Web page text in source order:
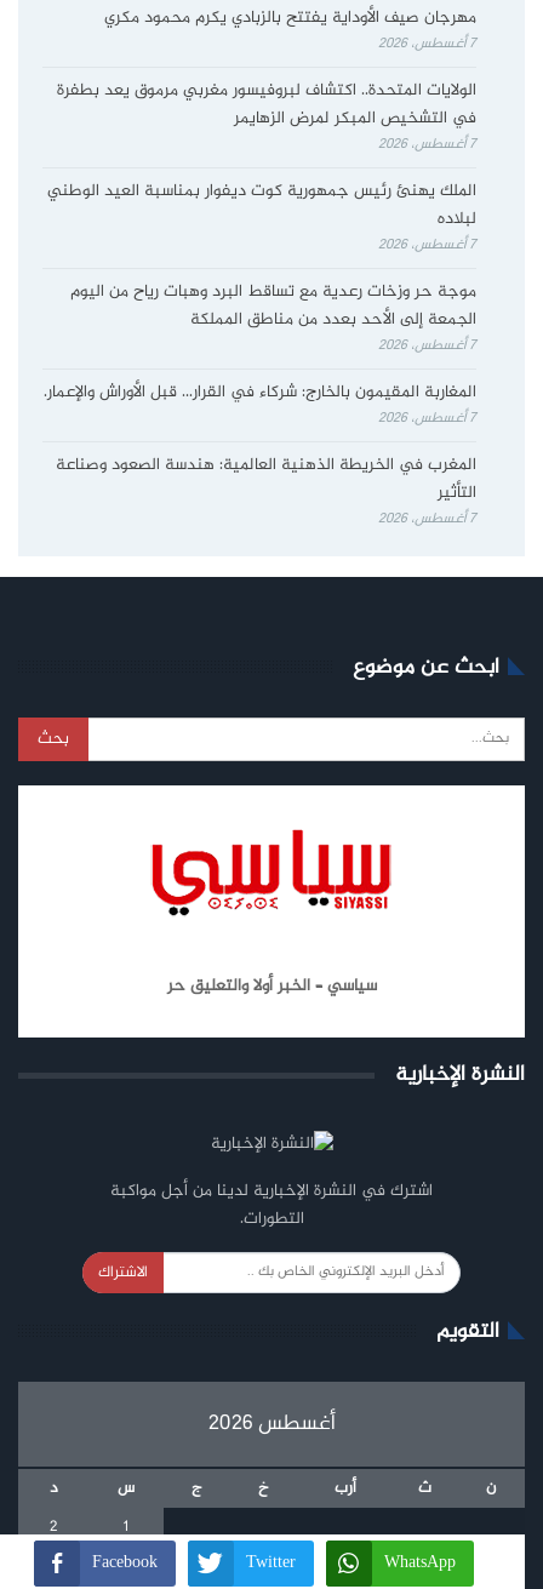
Facebook Twitter WhatsApp
مهرجان صيف الأوداية يفتتح بالزبادي يكرم محمود مكري
7 أغسطس، 2026
الولايات المتحدة.. اكتشاف لبروفيسور مغربي مرموق يعد بطفرة
في التشخيص المبكر لمرض الزهايمر
7 أغسطس، 2026
الملك يهنئ رئيس جمهورية كوت ديفوار بمناسبة العيد الوطني
لبلاده
7 أغسطس، 2026
موجة حر وزخات رعدية مع تساقط البرد وهبات رياح من اليوم
الجمعة إلى الأحد بعدد من مناطق المملكة
7 أغسطس، 2026
المغاربة المقيمون بالخارج: شركاء في القرار… قبل الأوراش والإعمار.
7 أغسطس، 2026
المغرب في الخريطة الذهنية العالمية: هندسة الصعود وصناعة
التأثير
7 أغسطس، 2026
ابحث عن موضوع
سياسي – الخبر أولا والتعليق حر
النشرة الإخبارية
اشترك في النشرة الإخبارية لدينا من أجل مواكبة
التطورات.
الاشتراك
التقويم
أغسطس 2026
ن ث أرب خ ج س
د
1
2
4
5
6
7
8
9